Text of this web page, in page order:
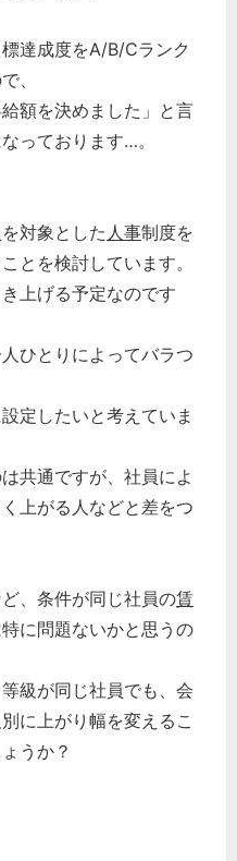
達成度をA/B/Cランク
、
額を決めました」と言
っております…。
対象とした 人事制度を
とを検討しています。
上げる予定なのです
ひとりによってバラつ
定したいと考えていま
共通ですが、社員によ
上がる人などと差をつ
、条件が同じ社員の賃
に問題ないかと思うの
級が同じ社員でも、会
に上がり幅を変えるこ
うか？